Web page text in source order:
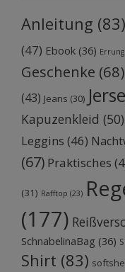
Anleitung (83)
(47) Ebook (36)
Geschenke (68)
(43) Jeans (30)
Kapuzenkleid (50)
Leggins (46)
(67) Praktisches
(31) Rafftop (23)
(177)
SchnabelinaBag (36)
Shirt (83)